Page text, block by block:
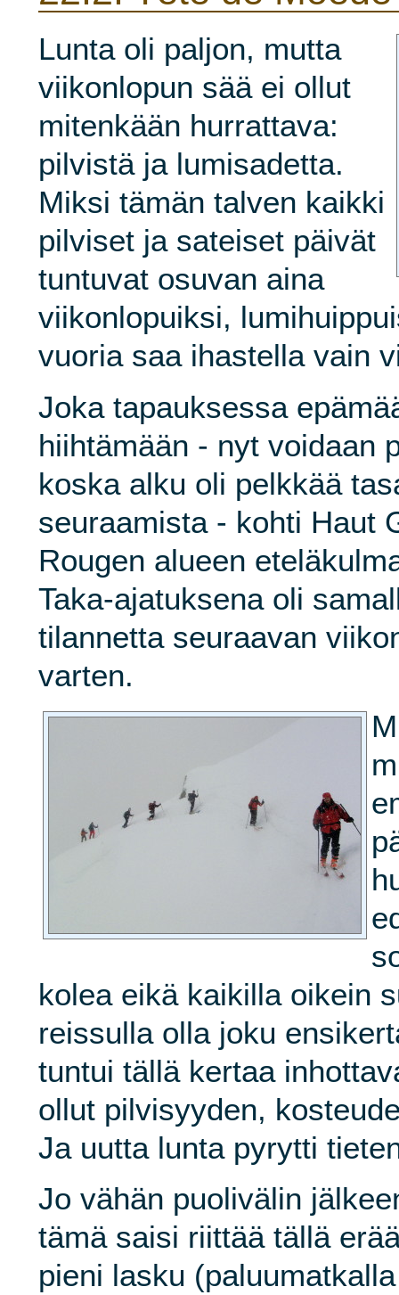
Lunta oli paljon, mutta
viikonlopun sää ei ollut
mitenkään hurrattava:
pilvistä ja lumisadetta.
Miksi tämän talven kaikki
pilviset ja sateiset päivät
tuntuvat osuvan aina
viikonlopuiksi,
vuoria saa ihastella vain
Joka tapauksessa
hiihtämään - nyt voidaan
koska alku oli pelkkää
seuraamista - kohti Haut
Rougen alueen
Taka-ajatuksena oli
tilannetta seuraavan
varten.
kolea eikä kaikilla oikein
reissulla olla joku
tuntui tällä kertaa
ollut pilvisyyden,
Ja uutta lunta pyrytti
Jo vähän puolivälin
tämä saisi riittää tällä
pieni lasku